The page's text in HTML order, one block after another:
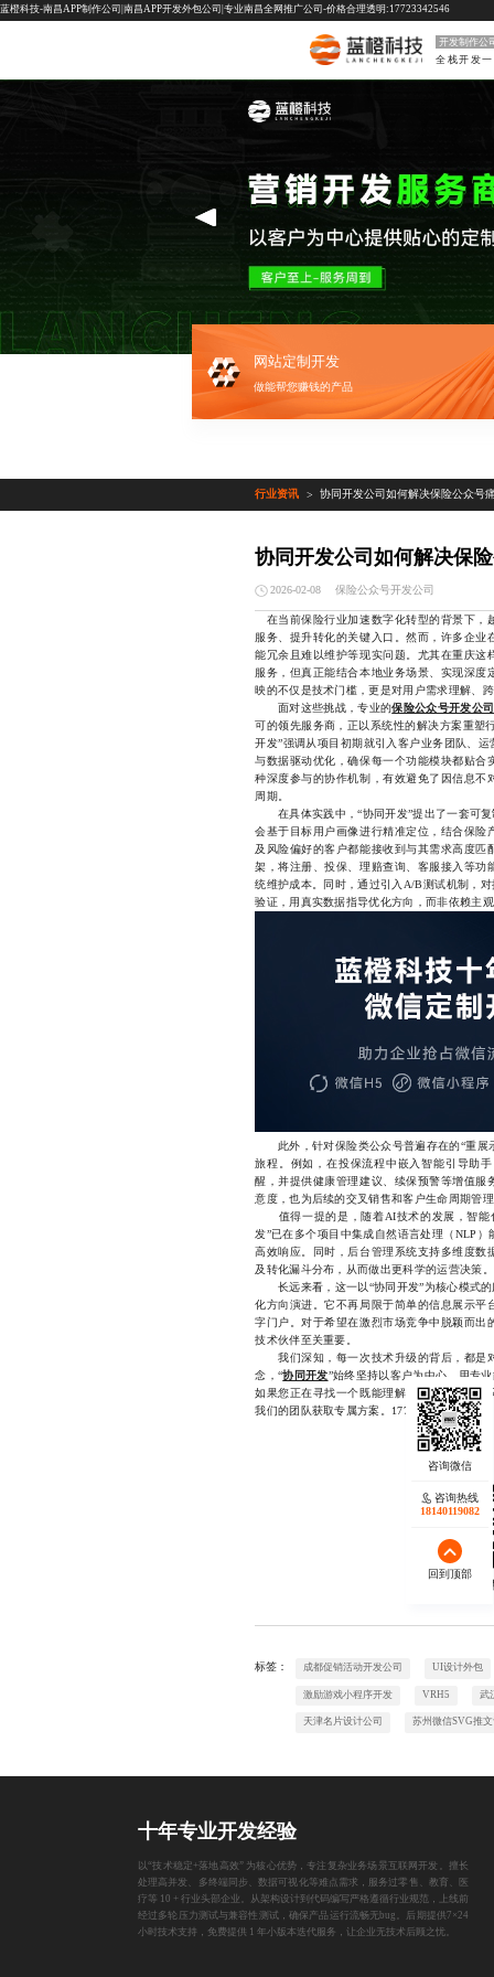
蓝橙科技-南昌APP制作公司|南昌APP开发外包公司|专业南昌全网推广公司-价格合理透明:17723342546
开发制作公
网站定制开发
做能帮您赚钱的产品
行业资讯 > 协同开发公司如何解决保险公众号
协同开发公司如何解决保
2026-02-08 保险公众号开发公司
在当前保险行业加速数字化转型的背景下，
服务、提升转化的关键入口。然而，许多企
能冗余且难以维护等现实问题。尤其在重庆
服务，但真正能结合本地业务场景、实现深
映的不仅是技术门槛，更是对用户需求理解、
面对这些挑战，专业的保险公众号开发公司
可的领先服务商，正以系统性的解决方案重塑
开发”强调从项目初期就引入客户业务团队、
与数据驱动优化，确保每一个功能模块都贴
种深度参与的协作机制，有效避免了因信息
周期。
在具体实践中，“协同开发”提出了一套可复
会基于目标用户画像进行精准定位，结合保
及风险偏好的客户都能接收到与其需求高度
架，将注册、投保、理赔查询、客服接入等
统维护成本。同时，通过引入A/B测试机制，
验证，用真实数据指导优化方向，而非依赖主
此外，针对保险类公众号普遍存在的“重展
旅程。例如，在投保流程中嵌入智能引导助
醒，并提供健康管理建议、续保预警等增值
意度，也为后续的交叉销售和客户生命周期管
值得一提的是，随着AI技术的发展，智能
发”已在多个项目中集成自然语言处理（NLP
高效响应。同时，后台管理系统支持多维度
及转化漏斗分布，从而做出更科学的运营决策。
长远来看，这一以“协同开发”为核心模式的
化方向演进。它不再局限于简单的信息展示
字门户。对于希望在激烈市场竞争中脱颖而
技术伙伴至关重要。
我们深知，每一次技术升级的背后，都是
念，“协同开发”始终坚持以客户为中心，用专
如果您正在寻找一个既能理解保险业务本质
我们的团队获取专属方案。17723342546
欢
标签： 成都促销活动开发公司 UI设计外包
激励游戏小程序开发 VRH5 武
天津名片设计公司 苏州微信SVG推
咨询热线
18140119082
回到顶部
十年专业开发经验
以“技术稳定+落地高效” 为核心优势，专注复杂业务场景互联网开发。擅长
处理高并发、多终端同步、数据可视化等难点需求，服务过零售、教育、医
疗等 10 + 行业头部企业。从架构设计到代码编写严格遵循行业规范，上线前
经过多轮压力测试与兼容性测试，确保产品运行流畅无bug。后期提供7×24
小时技术支持，免费提供 1 年小版本迭代服务，让企业无技术后顾之忧。